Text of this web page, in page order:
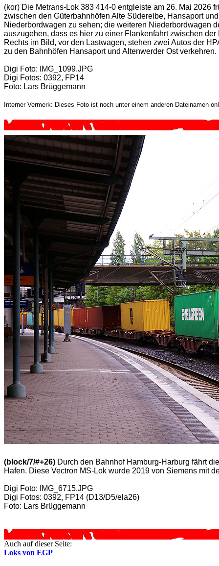
(kor) Die Metrans-Lok 383 414-0 entgleiste am 26. Mai 2026
zwischen den Güterbahnhöfen Alte Süderelbe, Hansaport
Niederbordwagen zu sehen; die weiteren Niederbordwagen
auszugehen, dass es hier zu einer Flankenfahrt zwischen
Rechts im Bild, vor den Lastwagen, stehen zwei Autos der
zu den Bahnhöfen Hansaport und Altenwerder Ost verkehren.
Digi Foto: IMG_1099.JPG
Digi Fotos: 0392, FP14
Foto: Lars Brüggemann
Interner Vermerk: Dieses Foto ist noch unter einem anderen Dateinamen
(block/7/#+26) Durch den Bahnhof Hamburg-Harburg fährt
Hafen. Diese Vectron MS-Lok wurde 2019 von Siemens mit
Digi Foto: IMG_6715.JPG
Digi Fotos: 0392, FP14 (D13/D5/ela26)
Foto: Lars Brüggemann
Auch auf dieser Seite:
Loks von EGP